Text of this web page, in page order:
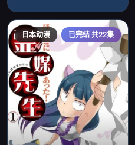
日本动漫 已完结 共22集